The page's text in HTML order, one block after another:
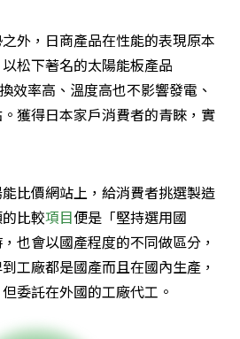
外，日商產品在性能的表現原本
松下著名的太陽能板產品
效率高、溫度高也不影響發電、
獲得日本家戶消費者的青睞，實
比價網站上，給消費者挑選製造
比較項目便是「堅持選用國
也會以國產程度的不同做區分，
工廠都是國產而且在國內生產，
委託在外國的工廠代工。